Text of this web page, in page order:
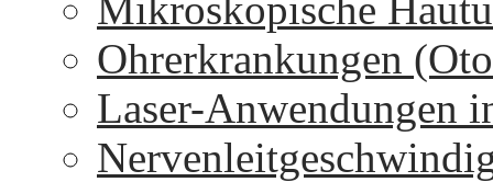
Ohrerkrankungen
Laser-Anwendungen